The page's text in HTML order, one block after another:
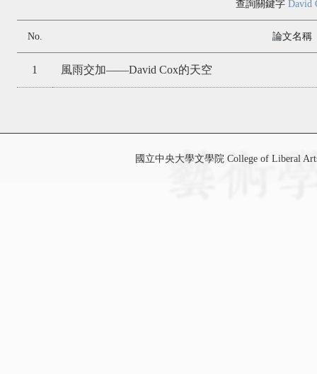
查詢關鍵字 David
No. 論文名稱
1 風雨交加——David Cox的天空
國立中央大學文學院 College of Liberal